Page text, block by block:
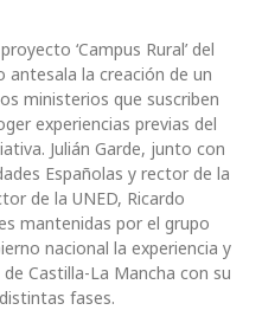
‘Campus Rural’ del
antesala la creación de un
ministerios que suscriben
experiencias previas del
Julián Garde, junto con
Españolas y rector de la
de la UNED, Ricardo
mantenidas por el grupo
nacional la experiencia y
Castilla-La Mancha con su
fases.